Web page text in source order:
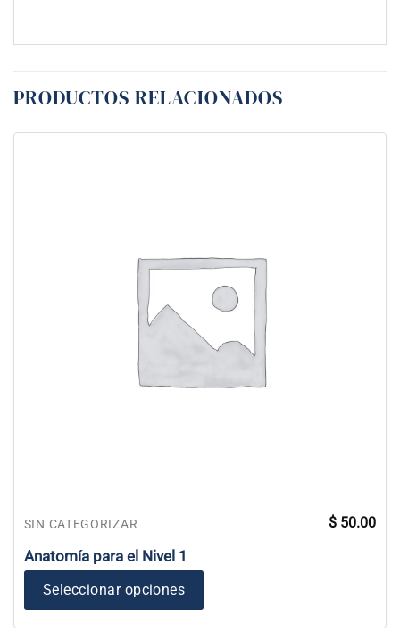
PRODUCTOS RELACIONADOS
SIN CATEGORIZAR
Anatomía para el Nivel 1
$ 50.00
Seleccionar opciones